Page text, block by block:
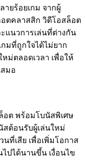
ยร้อยเกม จากผู้
ตคลาสสิก วิดีโอสล็อต
แนวการเล่นที่ต่างกัน
มที่ถูกใจได้ไม่ยาก
ม่ตลอดเวลา เพื่อให้
มอ
อต พร้อมโบนัสพิเศษ
สต้อนรับผู้เล่นใหม่
ที่เสีย เพื่อเพิ่มโอกาส
ไปได้นานขึ้น เงื่อนไข